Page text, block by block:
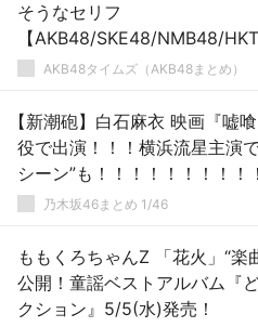
そうなセリフ
【AKB48/SKE48/NMB48/
8】AKB48タイムズ（AKB48まとめ）
【新潮砲】白石麻衣 映画『嘘
役で出演！！！横浜流星主演
シーン”も！！！！！！！！！
乃木坂46まとめ 1/46
ももくろちゃんZ 「花火」“楽
公開！童謡ベストアルバム『
クション』5/5(水)発売！